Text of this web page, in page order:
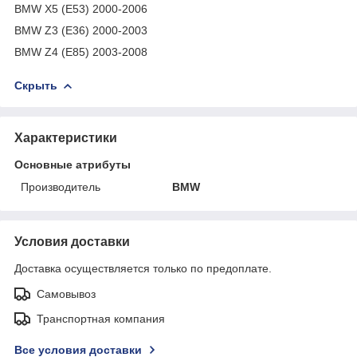
BMW X5 (E53) 2000-2006
BMW Z3 (E36) 2000-2003
BMW Z4 (E85) 2003-2008
Скрыть
Характеристики
Основные атрибуты
Производитель
BMW
Условия доставки
Доставка осуществляется только по предоплате.
Самовывоз
Транспортная компания
Все условия доставки